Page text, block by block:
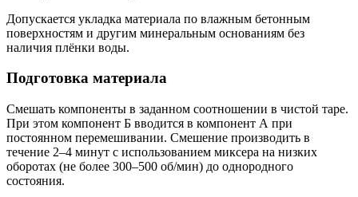
Допускается укладка материала по влажным бетонным
поверхностям и другим минеральным основаниям без
наличия плёнки воды.
Подготовка материала
Смешать компоненты в заданном соотношении в чистой таре.
При этом компонент Б вводится в компонент А при
постоянном перемешивании. Смешение производить в
течение 2–4 минут с использованием миксера на низких
оборотах (не более 300–500 об/мин) до однородного
состояния.